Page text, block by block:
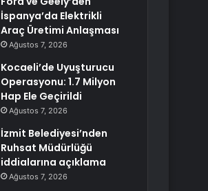
İspanya’da Elektrikli
Araç Üretimi Anlaşması
Ağustos 7, 2026
Kocaeli’de Uyuşturucu
Operasyonu: 1.7 Milyon
Hap Ele Geçirildi
Ağustos 7, 2026
İzmit Belediyesi’nden
Ruhsat Müdürlüğü
iddialarına açıklama
Ağustos 7, 2026